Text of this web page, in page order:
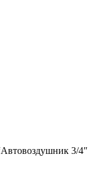
3/4″